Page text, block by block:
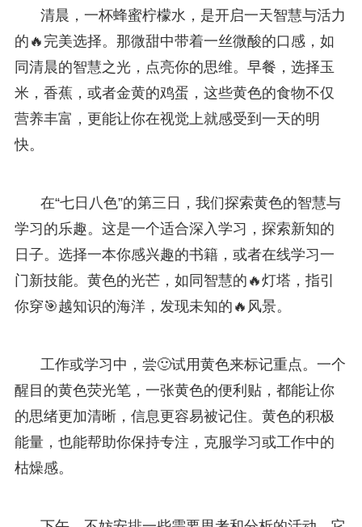
清晨，一杯蜂蜜柠檬水，是开启一天智慧与活力
的🔥完美选择。那微甜中带着一丝微酸的口感，如
同清晨的智慧之光，点亮你的思维。早餐，选择玉
米，香蕉，或者金黄的鸡蛋，这些黄色的食物不仅
营养丰富，更能让你在视觉上就感受到一天的明
快。
在“七日八色”的第三日，我们探索黄色的智慧与
学习的乐趣。这是一个适合深入学习，探索新知的
日子。选择一本你感兴趣的书籍，或者在线学习一
门新技能。黄色的光芒，如同智慧的🔥灯塔，指引
你穿🎯越知识的海洋，发现未知的🔥风景。
工作或学习中，尝🙂试用黄色来标记重点。一个
醒目的黄色荧光笔，一张黄色的便利贴，都能让你
的思绪更加清晰，信息更容易被记住。黄色的积极
能量，也能帮助你保持专注，克服学习或工作中的
枯燥感。